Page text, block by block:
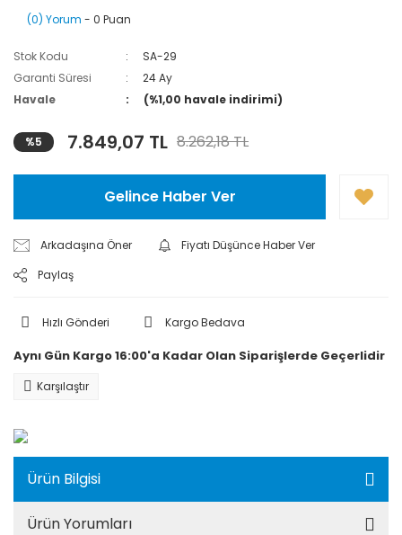
(0) Yorum - 0 Puan
Stok Kodu
SA-29
Garanti Süresi
24 Ay
Havale
(%1,00 havale indirimi)
%5 7.849,07 TL 8.262,18 TL
Gelince Haber Ver
Arkadaşına Öner
Fiyatı Düşünce Haber Ver
Paylaş
Hızlı Gönderi Kargo Bedava
Aynı Gün Kargo 16:00'a Kadar Olan Siparişlerde Geçerlidir
Karşılaştır
Ürün Bilgisi
Ürün Yorumları